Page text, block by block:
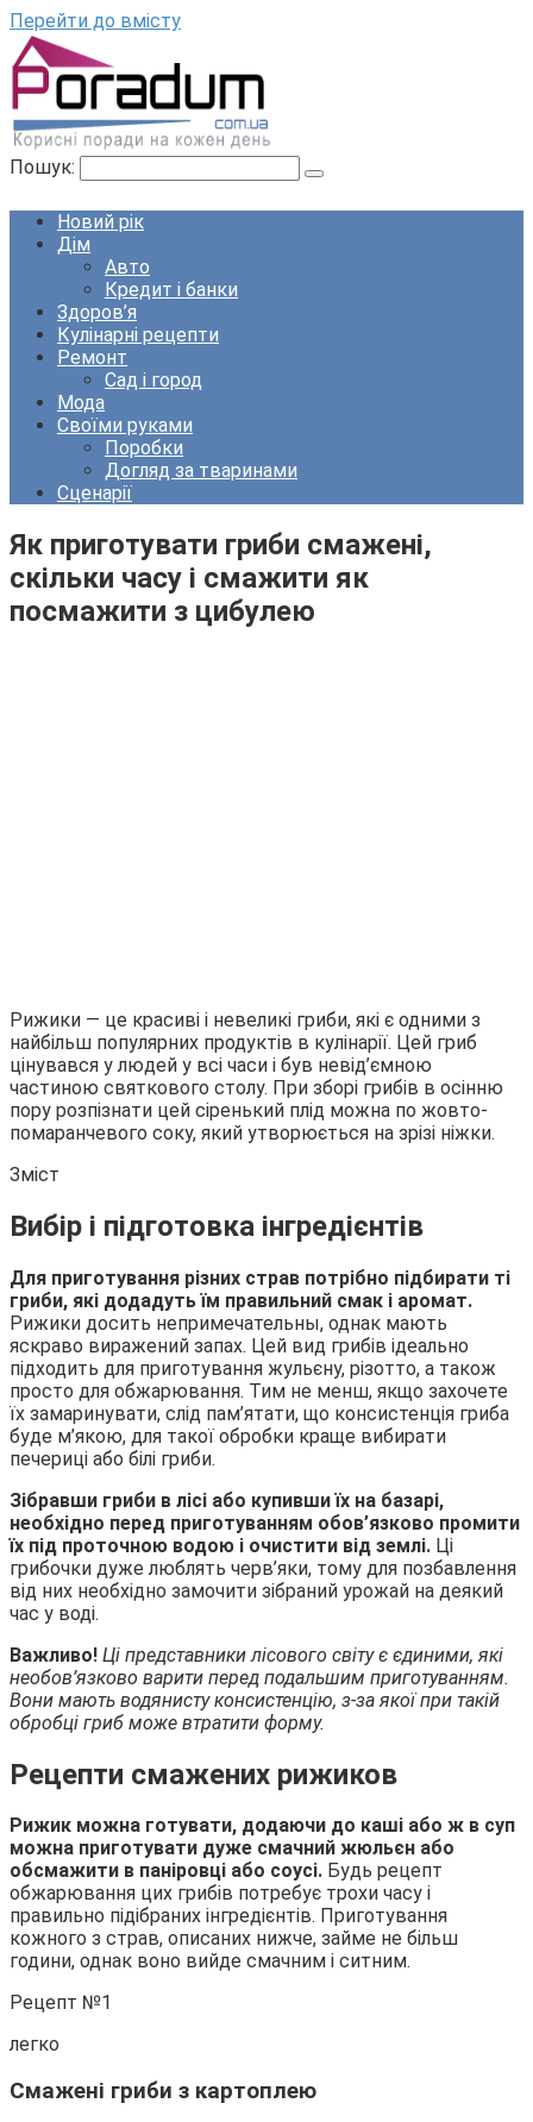
Перейти до вмісту
Пошук:
Новий рік
Дім
Авто
Кредит і банки
Здоров’я
Кулінарні рецепти
Ремонт
Сад і город
Мода
Своїми руками
Поробки
Догляд за тваринами
Сценарії
Як приготувати гриби смажені,
скільки часу і смажити як
посмажити з цибулею
Рижики — це красиві і невеликі гриби, які є одними з
найбільш популярних продуктів в кулінарії. Цей гриб
цінувався у людей у всі часи і був невід’ємною
частиною святкового столу. При зборі грибів в осінню
пору розпізнати цей сіренький плід можна по жовто-
помаранчевого соку, який утворюється на зрізі ніжки.
Зміст
Вибір і підготовка інгредієнтів
Для приготування різних страв потрібно підбирати ті
гриби, які додадуть їм правильний смак і аромат.
Рижики досить непримечательны, однак мають
яскраво виражений запах. Цей вид грибів ідеально
підходить для приготування жульєну, різотто, а також
просто для обжарювання. Тим не менш, якщо захочете
їх замаринувати, слід пам’ятати, що консистенція гриба
буде м’якою, для такої обробки краще вибирати
печериці або білі гриби.
Зібравши гриби в лісі або купивши їх на базарі,
необхідно перед приготуванням обов’язково промити
їх під проточною водою і очистити від землі. Ці
грибочки дуже люблять черв’яки, тому для позбавлення
від них необхідно замочити зібраний урожай на деякий
час у воді.
Важливо! Ці представники лісового світу є єдиними, які
необов’язково варити перед подальшим приготуванням.
Вони мають водянисту консистенцію, з-за якої при такій
обробці гриб може втратити форму.
Рецепти смажених рижиков
Рижик можна готувати, додаючи до каші або ж в суп
можна приготувати дуже смачний жюльєн або
обсмажити в паніровці або соусі. Будь рецепт
обжарювання цих грибів потребує трохи часу і
правильно підібраних інгредієнтів. Приготування
кожного з страв, описаних нижче, займе не більш
години, однак воно вийде смачним і ситним.
Рецепт №1
легко
Смажені гриби з картоплею